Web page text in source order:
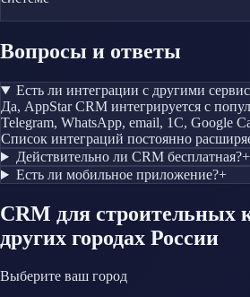
Вопросы и ответы
Есть ли интеграции с другими
Да, AppStar CRM интегрируется с
Telegram, WhatsApp, email, 1С, Google
Список интеграций постоянно
Действительно ли CRM бесплатная?+
Есть ли мобильное приложение?+
CRM для строительных
других городах России
Выберите ваш город